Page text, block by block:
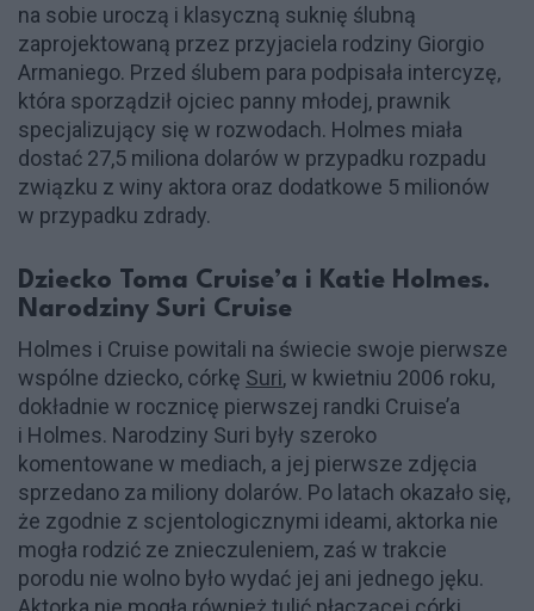
na sobie uroczą i klasyczną suknię ślubną
zaprojektowaną przez przyjaciela rodziny Giorgio
Armaniego. Przed ślubem para podpisała intercyzę,
która sporządził ojciec panny młodej, prawnik
specjalizujący się w rozwodach. Holmes miała
dostać 27,5 miliona dolarów w przypadku rozpadu
związku z winy aktora oraz dodatkowe 5 milionów
w przypadku zdrady.
Dziecko Toma Cruise’a i Katie Holmes.
Narodziny Suri Cruise
Holmes i Cruise powitali na świecie swoje pierwsze
wspólne dziecko, córkę Suri, w kwietniu 2006 roku,
dokładnie w rocznicę pierwszej randki Cruise’a
i Holmes. Narodziny Suri były szeroko
komentowane w mediach, a jej pierwsze zdjęcia
sprzedano za miliony dolarów. Po latach okazało się,
że zgodnie z scjentologicznymi ideami, aktorka nie
mogła rodzić ze znieczuleniem, zaś w trakcie
porodu nie wolno było wydać jej ani jednego jęku.